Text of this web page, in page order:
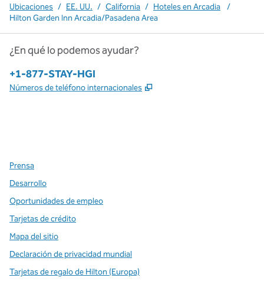
Ubicaciones / EE. UU. / California / Hoteles en Arcadia
/
Hilton Garden Inn Arcadia/Pasadena Area
¿En qué lo podemos ayudar?
Teléfono:
+1-877-STAY-HGI
Números de teléfono internacionales ,
Prensa
Desarrollo
Oportunidades de empleo
Tarjetas de crédito
Mapa del sitio
Declaración de privacidad mundial
Tarjetas de regalo de Hilton (Europa)